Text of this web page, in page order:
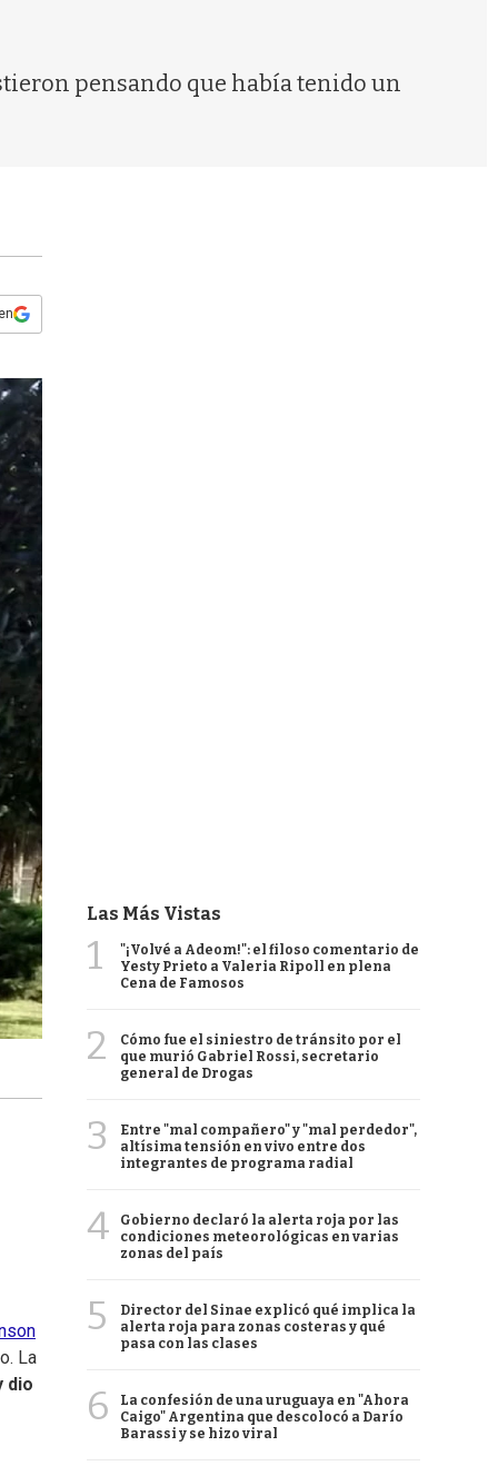
pensando que había tenido un
La
dio
Las Más Vistas
1
"¡Volvé a Adeom!": el filoso comentario de
Yesty Prieto a Valeria Ripoll en plena
Cena de Famosos
2
Cómo fue el siniestro de tránsito por el
que murió Gabriel Rossi, secretario
general de Drogas
3
Entre "mal compañero" y "mal perdedor",
altísima tensión en vivo entre dos
integrantes de programa radial
4
Gobierno declaró la alerta roja por las
condiciones meteorológicas en varias
zonas del país
5
Director del Sinae explicó qué implica la
alerta roja para zonas costeras y qué
pasa con las clases
6
La confesión de una uruguaya en "Ahora
Caigo" Argentina que descolocó a Darío
Barassi y se hizo viral